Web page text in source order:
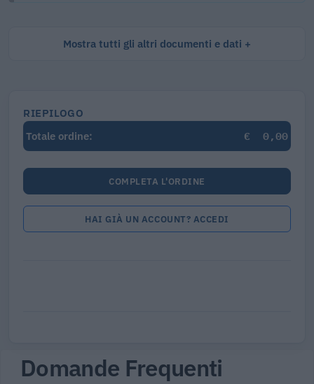
Mostra tutti gli altri documenti e dati
RIEPILOGO
Totale ordine:
€ 0,00
COMPLETA L'ORDINE
HAI GIÀ UN ACCOUNT? ACCEDI
Domande Frequenti